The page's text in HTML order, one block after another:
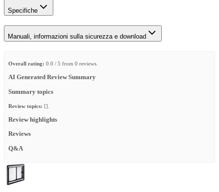
Specifiche
Manuali, informazioni sulla sicurezza e download
Overall rating: 0.0 / 5 from 0 reviews.
AI Generated Review Summary
Summary topics
Review topics: [].
Review highlights
Reviews
Q&A